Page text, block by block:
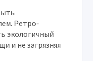
Ретро-
экологичный
и не загрязняя